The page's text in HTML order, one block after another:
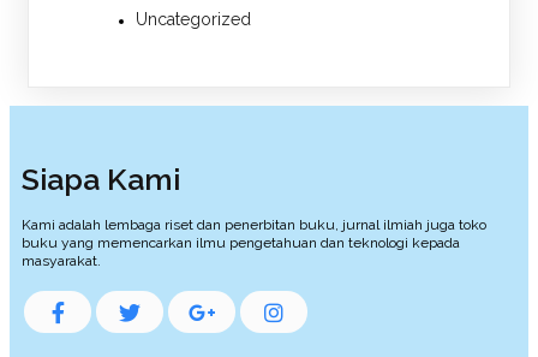
Uncategorized
Siapa Kami
Kami adalah lembaga riset dan penerbitan buku, jurnal ilmiah juga toko
buku yang memencarkan ilmu pengetahuan dan teknologi kepada
masyarakat.